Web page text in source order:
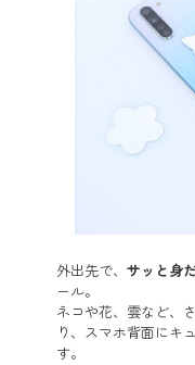
外出先で、 サッと身
ール。
ネコや花、雲など、
り、スマホ背面にキ
す。